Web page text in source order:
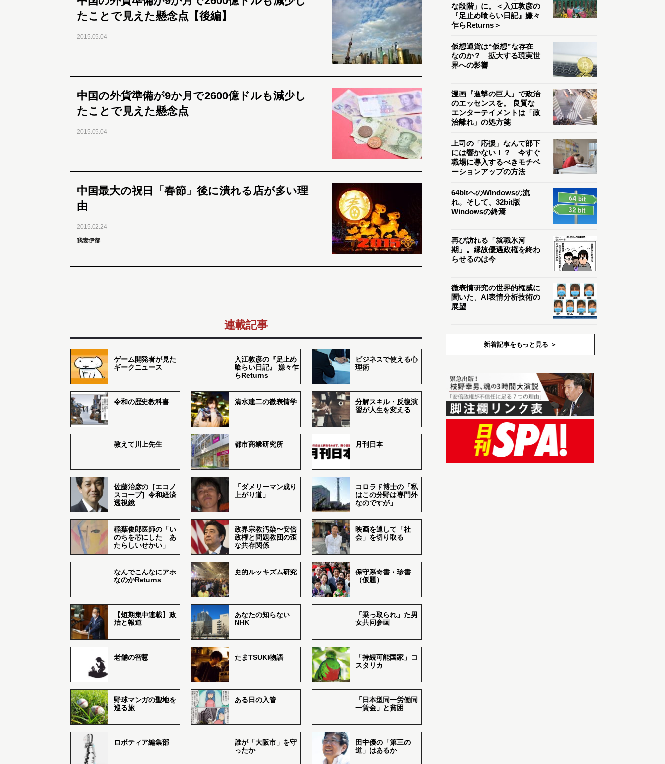
たことで見えた懸念点【後編】
2015.05.04
中国の外貨準備が9か月で2600億ドルも減少し
たことで見えた懸念点
2015.05.04
中国最大の祝日「春節」後に潰れる店が多い理
由
2015.02.24
我妻伊都
連載記事
ゲーム開発者が見た
ギークニュース
入江敦彦の『足止め
喰らい日記』 嫌々乍
らReturns
ビジネスで使える心
理術
令和の歴史教科書 清水建二の微表情学
分解スキル・反復演
習が人生を変える
教えて川上先生 都市商業研究所 月刊日本
佐藤治彦の［エコノ
スコープ］令和経済
透視鏡
「ダメリーマン成り
上がり道」
コロラド博士の「私
はこの分野は専門外
なのですが」
稲葉俊郎医師の「い
のちを芯にした あ
たらしいせかい」
政界宗教汚染〜安倍
政権と問題教団の歪
な共存関係
映画を通して「社
会」を切り取る
なんでこんなにアホ
なのかReturns
史的ルッキズム研究
保守系奇書・珍書
（仮題）
【短期集中連載】政
治と報道
あなたの知らない
NHK
「乗っ取られ」た男
女共同参画
老舗の智慧 たまTSUKI物語
「持続可能国家」コ
スタリカ
野球マンガの聖地を
巡る旅
ある日の入管
「日本型同一労働同
一賃金」と貧困
ロボティア編集部
誰が「大阪市」を守
ったか
田中優の「第三の
道」はあるか
な段階」に。＜入江敦彦の
『足止め喰らい日記』嫌々
乍らReturns＞
仮想通貨は“仮想”な存在
なのか？ 拡大する現実世
界への影響
漫画『進撃の巨人』で政治
のエッセンスを。 良質な
エンターテイメントは「政
治離れ」の処方箋
上司の「応援」なんて部下
には響かない！？ 今すぐ
職場に導入するべきモチベ
ーションアップの方法
64bitへのWindowsの流
れ。そして、32bit版
Windowsの終焉
再び訪れる「就職氷河
期」。縁故優遇政権を終わ
らせるのは今
微表情研究の世界的権威に
聞いた、AI表情分析技術の
展望
新着記事をもっと見る